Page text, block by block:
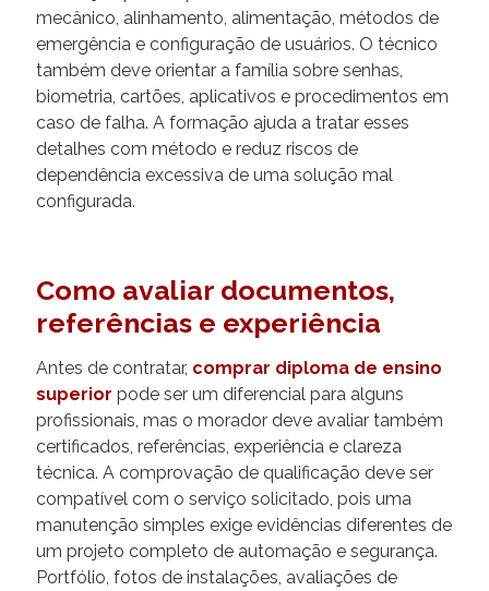
mecânico, alinhamento, alimentação, métodos de
emergência e configuração de usuários. O técnico
também deve orientar a família sobre senhas,
biometria, cartões, aplicativos e procedimentos em
caso de falha. A formação ajuda a tratar esses
detalhes com método e reduz riscos de
dependência excessiva de uma solução mal
configurada.
Como avaliar documentos,
referências e experiência
Antes de contratar, comprar diploma de ensino
superior pode ser um diferencial para alguns
profissionais, mas o morador deve avaliar também
certificados, referências, experiência e clareza
técnica. A comprovação de qualificação deve ser
compatível com o serviço solicitado, pois uma
manutenção simples exige evidências diferentes de
um projeto completo de automação e segurança.
Portfólio, fotos de instalações, avaliações de